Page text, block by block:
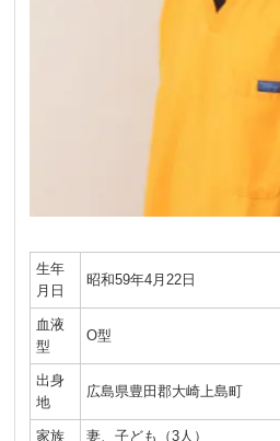
生年
月日
昭和59年4月22日
血液
型
O型
出身
地
広島県豊田郡大崎上島町
家族 妻、子ども（3人）